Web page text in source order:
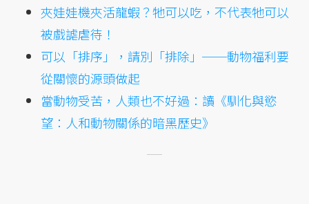
夾娃娃機夾活龍蝦？牠可以吃，不代表牠可以
被戲謔虐待！
可以「排序」，請別「排除」──動物福利要
從關懷的源頭做起
當動物受苦，人類也不好過：讀《馴化與慾
望：人和動物關係的暗黑歷史》